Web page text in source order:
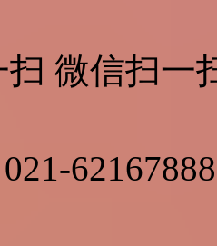
微信扫一
021-62167888